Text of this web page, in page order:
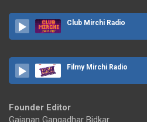
Club Mirchi Radio
Filmy Mirchi Radio
Founder Editor